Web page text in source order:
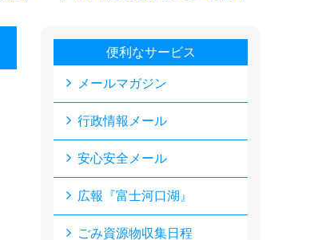
便利なサービス
メールマガジン
行政情報メール
安心安全メール
広報『富士河口湖』
ごみ資源物収集日程